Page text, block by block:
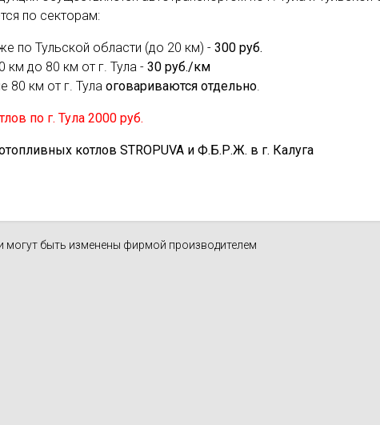
по секторам:
по Тульской области (до 20 км) - 300 руб.
км до 80 км от г. Тула - 30 руб./км
80 км от г. Тула оговариваются отдельно.
по г. Тула 2000 руб.
котлов STROPUVA и Ф.Б.Р.Ж. в г. Калуга
могут быть изменены фирмой производителем
12 (FN-S) - для фанкойла